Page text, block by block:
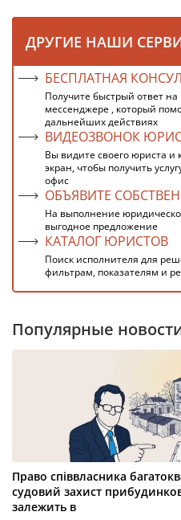
ДРУГИЕ НАШИ
БЕСПЛАТНАЯ
Получите быстрый ответ
мессенджере , который
дальнейших действиях
ВИДЕОЗВОНОК
Вы видите своего юриста и
экран, чтобы получить
офис
ОБЪЯВИТЕ
На выполнение
выгодное предложение
КАТАЛОГ ЮРИСТОВ
Поиск исполнителя для
фильтрам, показателям и
Популярные
Право співвласника
судовий захист
залежить в